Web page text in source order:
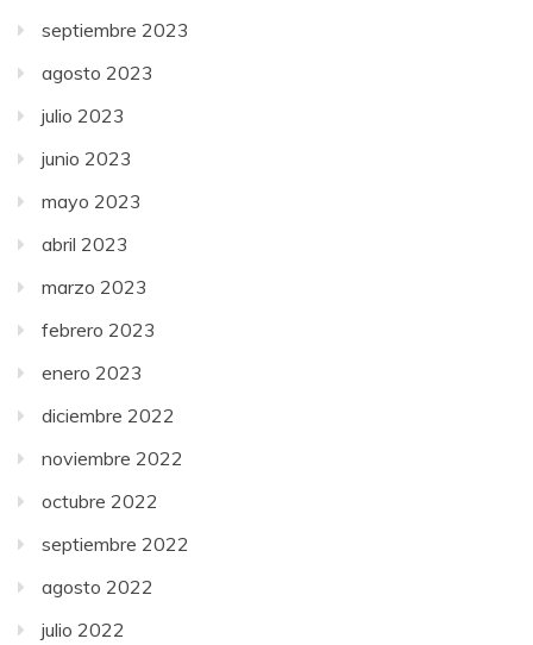
septiembre 2023
agosto 2023
julio 2023
junio 2023
mayo 2023
abril 2023
marzo 2023
febrero 2023
enero 2023
diciembre 2022
noviembre 2022
octubre 2022
septiembre 2022
agosto 2022
julio 2022